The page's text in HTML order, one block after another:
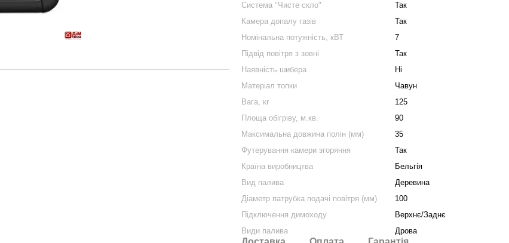
Система "Чисте cкло"
Так
Камера допалу газів
Так
Номінальна потужність, кВТ
7
Підвід повітря з зовні
Так
Наявність шибера
Ні
Матеріал топки
Чавун
Вага, кг
125
Площа обігріву, м.кв.
90
Максимальна довжина полін (мм)
35
Футерування камери згоряння
Так
Країна виробництва
Бельгія
Вид палива
Деревина
Діаметр патрубка подачі повітря (мм)
100
Підключення димоходу
Верхнє/Заднє
Види палива
Дрова